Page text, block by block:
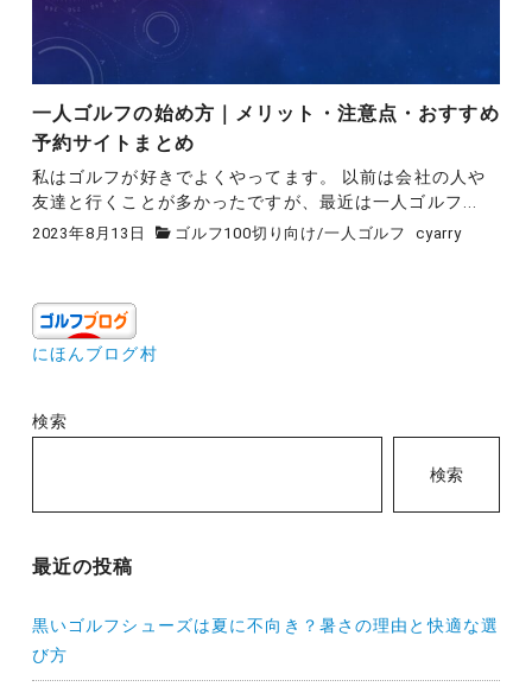
一人ゴルフの始め方｜メリット・注意点・おすすめ
予約サイトまとめ
私はゴルフが好きでよくやってます。 以前は会社の人や
友達と行くことが多かったですが、最近は一人ゴルフ...
2023年8月13日 ゴルフ100切り向け/一人ゴルフ cyarry
にほんブログ村
検索
検索
最近の投稿
黒いゴルフシューズは夏に不向き？暑さの理由と快適な選
び方